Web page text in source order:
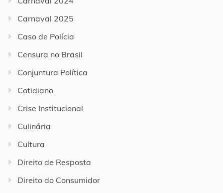
Carnaval 2025
Caso de Polícia
Censura no Brasil
Conjuntura Política
Cotidiano
Crise Institucional
Culinária
Cultura
Direito de Resposta
Direito do Consumidor